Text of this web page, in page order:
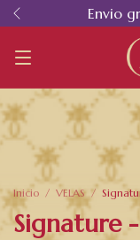
Envio
Inicio / VELAS /
Signature